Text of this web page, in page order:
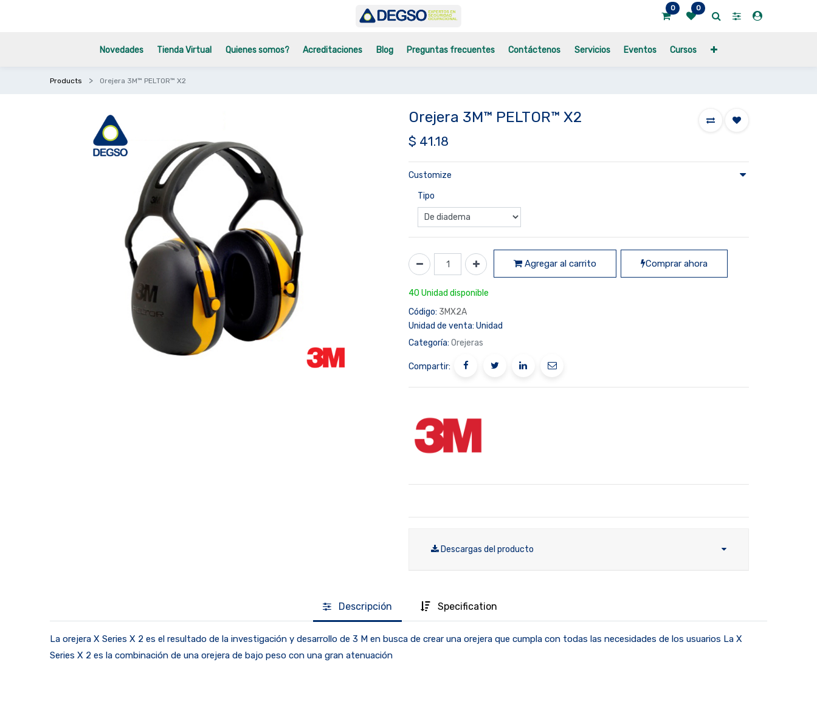
0 0
Novedades Tienda Virtual Quienes somos? Acreditaciones Blog Preguntas frecuentes Contáctenos Servicios Eventos Cursos
Products Orejera 3M™ PELTOR™ X2
Orejera 3M™ PELTOR™ X2
$ 41.18
Customize
Tipo
Agregar al carrito Comprar ahora
40 Unidad disponible
Código: 3MX2A
Unidad de venta: Unidad
Categoría: Orejeras
Compartir:
Descargas del producto
Descripción Specification
La orejera X Series X 2 es el resultado de la investigación y desarrollo de 3 M en busca de crear una orejera que cumpla con todas las necesidades de los usuarios La X
Series X 2 es la combinación de una orejera de bajo peso con una gran atenuación